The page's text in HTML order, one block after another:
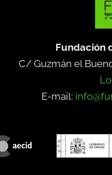
Fundación
C/ Guzmán el
E-mail: